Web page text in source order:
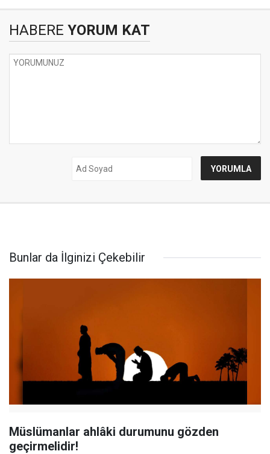
HABERE YORUM KAT
Bunlar da İlginizi Çekebilir
Müslümanlar ahlâki durumunu gözden
geçirmelidir!